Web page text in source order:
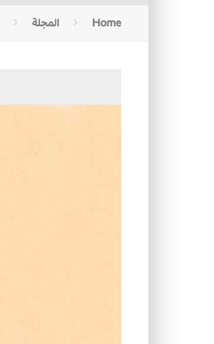
Home المجلة